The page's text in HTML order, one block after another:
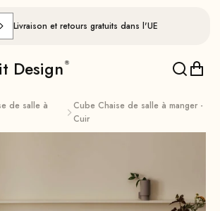
Livraison et retours gratuits dans l'UE
: de.header.general.menu
Design
de salle à
Cube Chaise de salle à manger -
Cuir